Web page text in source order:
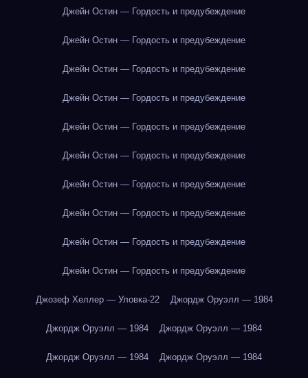
Джейн Остин — Гордость и предубеждение
Джейн Остин — Гордость и предубеждение
Джейн Остин — Гордость и предубеждение
Джейн Остин — Гордость и предубеждение
Джейн Остин — Гордость и предубеждение
Джейн Остин — Гордость и предубеждение
Джейн Остин — Гордость и предубеждение
Джейн Остин — Гордость и предубеждение
Джейн Остин — Гордость и предубеждение
Джейн Остин — Гордость и предубеждение
Джозеф Хеллер — Уловка-22 Джордж Оруэлл — 1984
Джордж Оруэлл — 1984 Джордж Оруэлл — 1984
Джордж Оруэлл — 1984 Джордж Оруэлл — 1984